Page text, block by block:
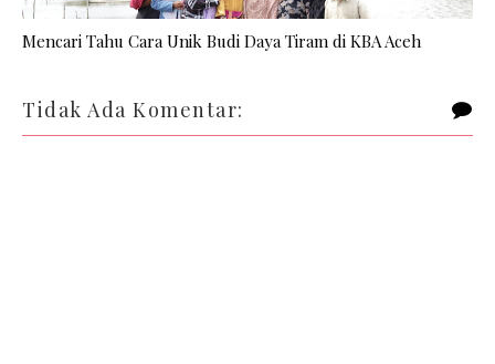
Mencari Tahu Cara Unik Budi Daya Tiram di KBA Aceh
Tidak Ada Komentar: